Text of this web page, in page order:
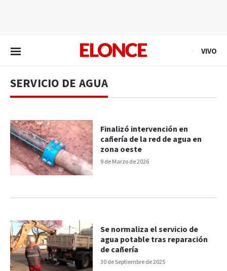
VIVO
SERVICIO DE AGUA
9 de Marzo de 2026
Finalizó intervención en
cañería de la red de agua en
zona oeste
30 de Septiembre de 2025
Se normaliza el servicio de
agua potable tras reparación
de cañería